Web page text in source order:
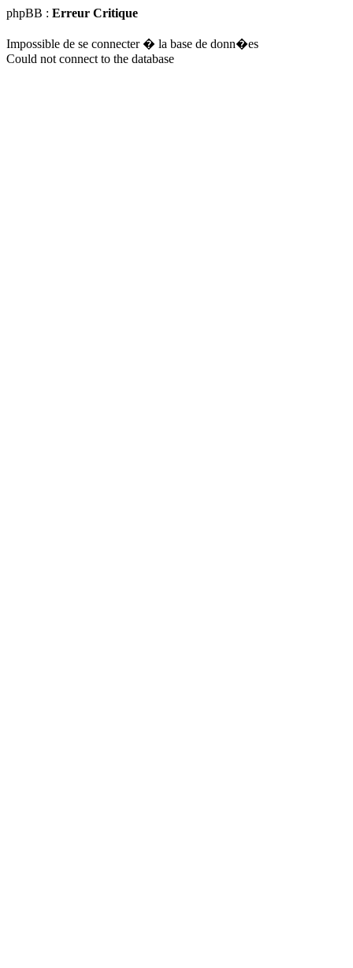
phpBB : Erreur Critique
Impossible de se connecter � la base de donn�es
Could not connect to the database